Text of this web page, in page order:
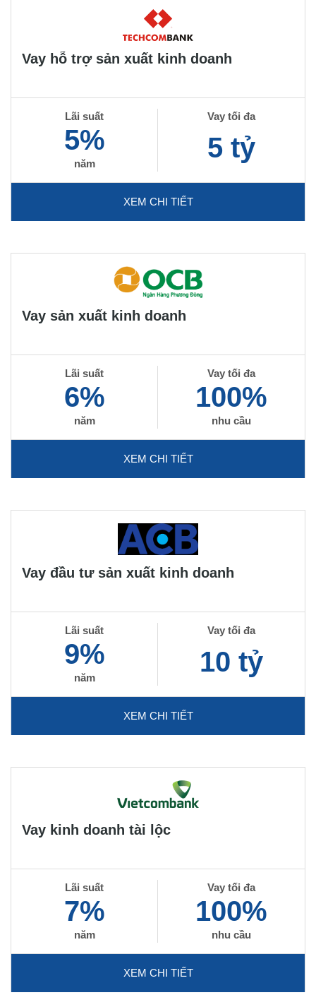
Vay hỗ trợ sản xuất kinh doanh
Lãi suất
5%
năm
Vay tối đa
5 tỷ
XEM CHI TIẾT
Vay sản xuất kinh doanh
Lãi suất
6%
năm
Vay tối đa
100%
nhu cầu
XEM CHI TIẾT
Vay đầu tư sản xuất kinh doanh
Lãi suất
9%
năm
Vay tối đa
10 tỷ
XEM CHI TIẾT
Vay kinh doanh tài lộc
Lãi suất
7%
năm
Vay tối đa
100%
nhu cầu
XEM CHI TIẾT